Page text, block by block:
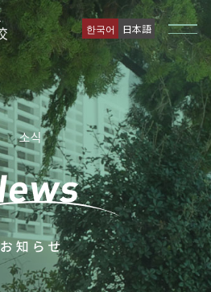
한국어 日本語